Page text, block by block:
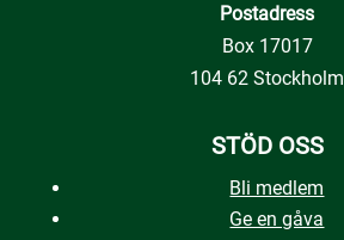
Postadress
Box 17017
104 62 Stockholm
STÖD OSS
Bli medlem
Ge en gåva